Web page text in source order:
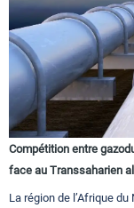
Compétition entre
face au Transsaharien al
La région de l’Afrique